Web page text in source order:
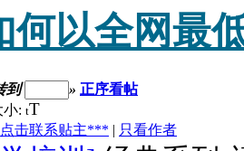
何以全网最
到 » 正序看帖
小: tT
击联系贴主*** | 只看作者